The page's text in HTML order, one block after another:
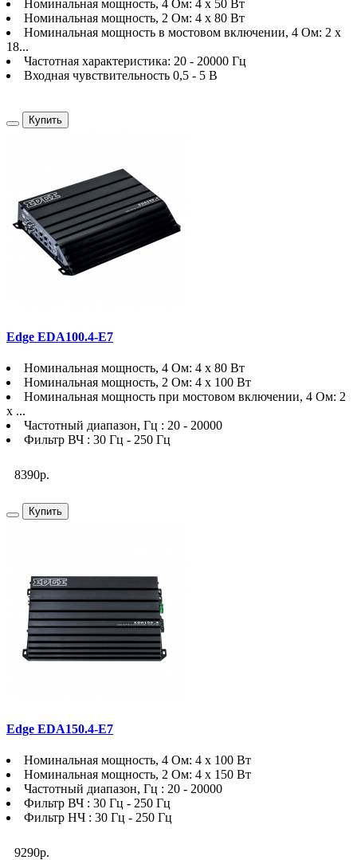
Номинальная мощность, 4 Ом: 4 х 50 Вт
Номинальная мощность, 2 Ом: 4 х 80 Вт
Номинальная мощность в мостовом включении, 4 Ом: 2 х
18...
Частотная характеристика: 20 - 20000 Гц
Входная чувствительность 0,5 - 5 В
Купить
Edge EDA100.4-E7
Номинальная мощность, 4 Ом: 4 х 80 Вт
Номинальная мощность, 2 Ом: 4 х 100 Вт
Номинальная мощность при мостовом включении, 4 Ом: 2
x ...
Частотный диапазон, Гц : 20 - 20000
Фильтр ВЧ : 30 Гц - 250 Гц
8390р.
Купить
Edge EDA150.4-E7
Номинальная мощность, 4 Ом: 4 х 100 Вт
Номинальная мощность, 2 Ом: 4 х 150 Вт
Частотный диапазон, Гц : 20 - 20000
Фильтр ВЧ : 30 Гц - 250 Гц
Фильтр НЧ : 30 Гц - 250 Гц
9290р.